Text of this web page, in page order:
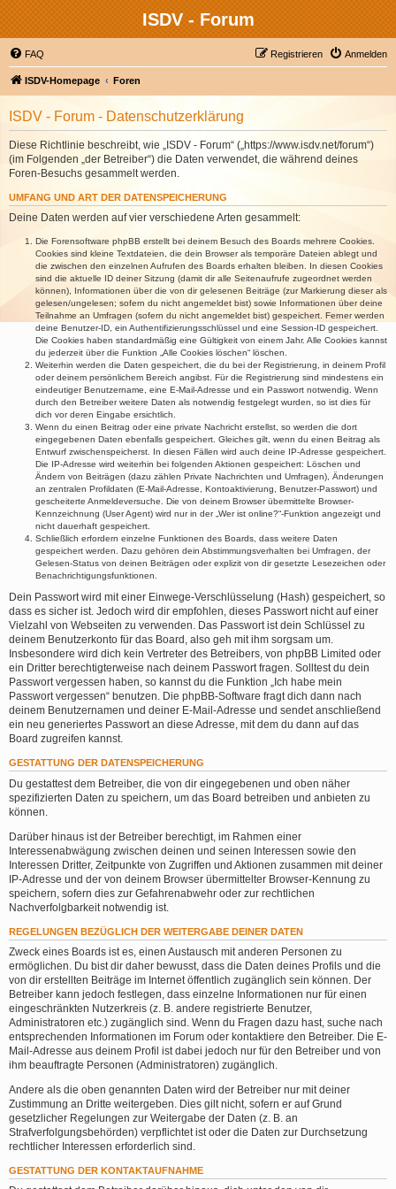
ISDV - Forum
FAQ Anmelden
Registrieren
ISDV-Homepage Foren
ISDV - Forum - Datenschutzerklärung
Diese Richtlinie beschreibt, wie „ISDV - Forum“ („https://www.isdv.net/forum“)
(im Folgenden „der Betreiber“) die Daten verwendet, die während deines
Foren-Besuchs gesammelt werden.
UMFANG UND ART DER DATENSPEICHERUNG
Deine Daten werden auf vier verschiedene Arten gesammelt:
Die Forensoftware phpBB erstellt bei deinem Besuch des Boards mehrere Cookies.
Cookies sind kleine Textdateien, die dein Browser als temporäre Dateien ablegt und
die zwischen den einzelnen Aufrufen des Boards erhalten bleiben. In diesen Cookies
sind die aktuelle ID deiner Sitzung (damit dir alle Seitenaufrufe zugeordnet werden
können), Informationen über die von dir gelesenen Beiträge (zur Markierung dieser als
gelesen/ungelesen; sofern du nicht angemeldet bist) sowie Informationen über deine
Teilnahme an Umfragen (sofern du nicht angemeldet bist) gespeichert. Ferner werden
deine Benutzer-ID, ein Authentifizierungsschlüssel und eine Session-ID gespeichert.
Die Cookies haben standardmäßig eine Gültigkeit von einem Jahr. Alle Cookies kannst
du jederzeit über die Funktion „Alle Cookies löschen“ löschen.
Weiterhin werden die Daten gespeichert, die du bei der Registrierung, in deinem Profil
oder deinem persönlichem Bereich angibst. Für die Registrierung sind mindestens ein
eindeutiger Benutzername, eine E-Mail-Adresse und ein Passwort notwendig. Wenn
durch den Betreiber weitere Daten als notwendig festgelegt wurden, so ist dies für
dich vor deren Eingabe ersichtlich.
Wenn du einen Beitrag oder eine private Nachricht erstellst, so werden die dort
eingegebenen Daten ebenfalls gespeichert. Gleiches gilt, wenn du einen Beitrag als
Entwurf zwischenspeicherst. In diesen Fällen wird auch deine IP-Adresse gespeichert.
Die IP-Adresse wird weiterhin bei folgenden Aktionen gespeichert: Löschen und
Ändern von Beiträgen (dazu zählen Private Nachrichten und Umfragen), Änderungen
an zentralen Profildaten (E-Mail-Adresse, Kontoaktivierung, Benutzer-Passwort) und
gescheiterte Anmeldeversuche. Die von deinem Browser übermittelte Browser-
Kennzeichnung (User Agent) wird nur in der „Wer ist online?“-Funktion angezeigt und
nicht dauerhaft gespeichert.
Schließlich erfordern einzelne Funktionen des Boards, dass weitere Daten
gespeichert werden. Dazu gehören dein Abstimmungsverhalten bei Umfragen, der
Gelesen-Status von deinen Beiträgen oder explizit von dir gesetzte Lesezeichen oder
Benachrichtigungsfunktionen.
Dein Passwort wird mit einer Einwege-Verschlüsselung (Hash) gespeichert, so
dass es sicher ist. Jedoch wird dir empfohlen, dieses Passwort nicht auf einer
Vielzahl von Webseiten zu verwenden. Das Passwort ist dein Schlüssel zu
deinem Benutzerkonto für das Board, also geh mit ihm sorgsam um.
Insbesondere wird dich kein Vertreter des Betreibers, von phpBB Limited oder
ein Dritter berechtigterweise nach deinem Passwort fragen. Solltest du dein
Passwort vergessen haben, so kannst du die Funktion „Ich habe mein
Passwort vergessen“ benutzen. Die phpBB-Software fragt dich dann nach
deinem Benutzernamen und deiner E-Mail-Adresse und sendet anschließend
ein neu generiertes Passwort an diese Adresse, mit dem du dann auf das
Board zugreifen kannst.
GESTATTUNG DER DATENSPEICHERUNG
Du gestattest dem Betreiber, die von dir eingegebenen und oben näher
spezifizierten Daten zu speichern, um das Board betreiben und anbieten zu
können.
Darüber hinaus ist der Betreiber berechtigt, im Rahmen einer
Interessenabwägung zwischen deinen und seinen Interessen sowie den
Interessen Dritter, Zeitpunkte von Zugriffen und Aktionen zusammen mit deiner
IP-Adresse und der von deinem Browser übermittelter Browser-Kennung zu
speichern, sofern dies zur Gefahrenabwehr oder zur rechtlichen
Nachverfolgbarkeit notwendig ist.
REGELUNGEN BEZÜGLICH DER WEITERGABE DEINER DATEN
Zweck eines Boards ist es, einen Austausch mit anderen Personen zu
ermöglichen. Du bist dir daher bewusst, dass die Daten deines Profils und die
von dir erstellten Beiträge im Internet öffentlich zugänglich sein können. Der
Betreiber kann jedoch festlegen, dass einzelne Informationen nur für einen
eingeschränkten Nutzerkreis (z. B. andere registrierte Benutzer,
Administratoren etc.) zugänglich sind. Wenn du Fragen dazu hast, suche nach
entsprechenden Informationen im Forum oder kontaktiere den Betreiber. Die E-
Mail-Adresse aus deinem Profil ist dabei jedoch nur für den Betreiber und von
ihm beauftragte Personen (Administratoren) zugänglich.
Andere als die oben genannten Daten wird der Betreiber nur mit deiner
Zustimmung an Dritte weitergeben. Dies gilt nicht, sofern er auf Grund
gesetzlicher Regelungen zur Weitergabe der Daten (z. B. an
Strafverfolgungsbehörden) verpflichtet ist oder die Daten zur Durchsetzung
rechtlicher Interessen erforderlich sind.
GESTATTUNG DER KONTAKTAUFNAHME